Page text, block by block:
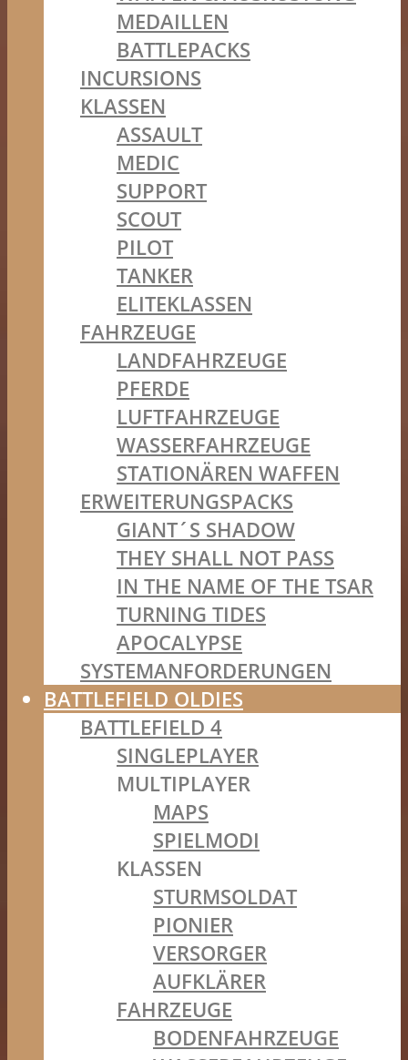
MEDAILLEN
BATTLEPACKS
INCURSIONS
KLASSEN
ASSAULT
MEDIC
SUPPORT
SCOUT
PILOT
TANKER
ELITEKLASSEN
FAHRZEUGE
LANDFAHRZEUGE
PFERDE
LUFTFAHRZEUGE
WASSERFAHRZEUGE
STATIONÄREN WAFFEN
ERWEITERUNGSPACKS
GIANT´S SHADOW
THEY SHALL NOT PASS
IN THE NAME OF THE TSAR
TURNING TIDES
APOCALYPSE
SYSTEMANFORDERUNGEN
BATTLEFIELD OLDIES
BATTLEFIELD 4
SINGLEPLAYER
MULTIPLAYER
MAPS
SPIELMODI
KLASSEN
STURMSOLDAT
PIONIER
VERSORGER
AUFKLÄRER
FAHRZEUGE
BODENFAHRZEUGE